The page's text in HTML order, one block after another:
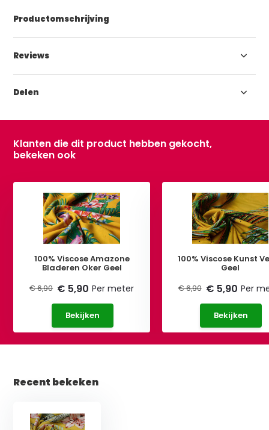
Productomschrijving
Reviews
Delen
Klanten die dit product hebben gekocht,
bekeken ook
100% Viscose Amazone
Bladeren Oker Geel
€ 6,90 € 5,90 Per meter
Bekijken
100% Viscose Kunst
Geel
€ 6,90 € 5,90 Per
Bekijken
Recent bekeken